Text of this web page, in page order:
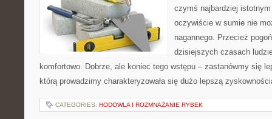
czymś najbardziej
oczywiście w sumie nie
nagannego. Przecież
dzisiejszych czasach
komfortowo. Dobrze, ale koniec tego wstępu – zastanówmy się
którą prowadzimy charakteryzowała się dużo lepszą
CATEGORIES: HODOWLA I ROZMNAŻANIE RYBEK